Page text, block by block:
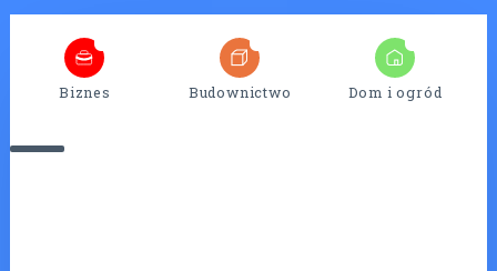
Biznes Budownictwo Dom i ogród